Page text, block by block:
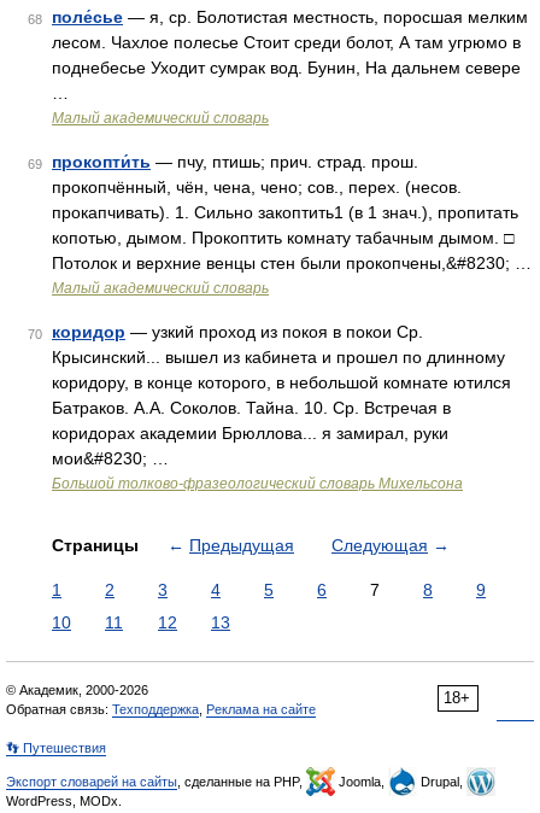
68 поле́сье — я, ср. Болотистая местность, поросшая мелким
лесом. Чахлое полесье Стоит среди болот, А там угрюмо в
поднебесье Уходит сумрак вод. Бунин, На дальнем севере
Малый академический словарь
69 прокопти́ть — пчу, птишь; прич. страд. прош.
прокопчённый, чён, чена, чено; сов., перех. (несов.
прокапчивать). 1. Сильно закоптить1 (в 1 знач.), пропитать
копотью, дымом. Прокоптить комнату табачным дымом. □
Потолок и верхние венцы стен были прокопчены,&#8230; …
Малый академический словарь
70 коридор — узкий проход из покоя в покои Ср.
Крысинский... вышел из кабинета и прошел по длинному
коридору, в конце которого, в небольшой комнате ютился
Батраков. А.А. Соколов. Тайна. 10. Ср. Встречая в
коридорах академии Брюллова... я замирал, руки
мои&#8230; …
Большой толково-фразеологический словарь Михельсона
Страницы ← Предыдущая Следующая →
1 2 3 4 5 6 7 8
9
10
11 12 13
18+
© Академик, 2000-2026
Обратная связь: Техподдержка Реклама на сайте
👣 Путешествия
Экспорт словарей на сайты , сделанные на PHP, Joomla,
Drupal,
WordPress, MODx.